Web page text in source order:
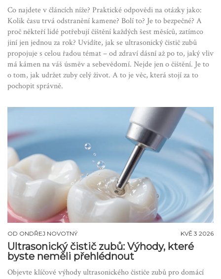
Co najdete v článcích níže? Praktické odpovědi na otázky jako:
Kolik času trvá odstranění kamene? Bolí to? Je to bezpečné? A
proč někteří lidé potřebují čištění každých šest měsíců, zatímco
jiní jen jednou za rok? Uvidíte, jak se ultrasonický čistič zubů
propojuje s celou řadou témat – od zdraví dásní až po to, jaký vliv
má kámen na váš úsměv a sebevědomí. Nejde jen o čištění. Je to
o tom, jak udržet zuby celý život. A to je věc, která stojí za to
pochopit správně.
OD ONDŘEJ NOVOTNÝ KVĚ 3 2026
Ultrasonický čistič zubů: Výhody, které
byste neměli přehlédnout
Objevte klíčové výhody ultrasonického čističe zubů pro domácí